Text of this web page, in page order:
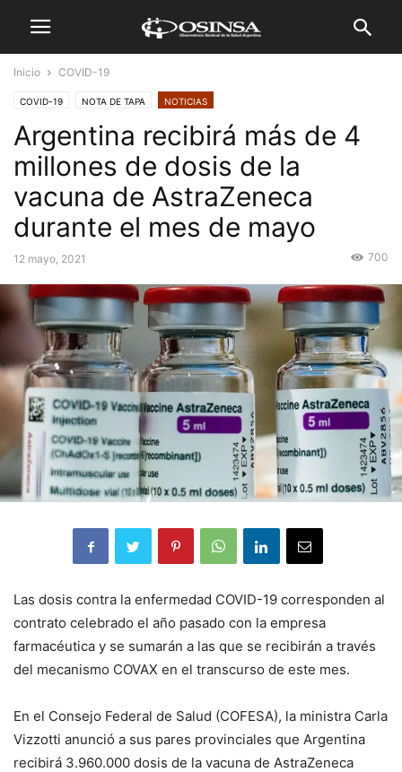
Inicio COVID-19
COVID-19 NOTA DE TAPA NOTICIAS
Argentina recibirá más de 4
millones de dosis de la
vacuna de AstraZeneca
durante el mes de mayo
12 mayo, 2021 700
Las dosis contra la enfermedad COVID-19 corresponden al
contrato celebrado el año pasado con la empresa
farmacéutica y se sumarán a las que se recibirán a través
del mecanismo COVAX en el transcurso de este mes.
En el Consejo Federal de Salud (COFESA), la ministra Carla
Vizzotti anunció a sus pares provinciales que Argentina
recibirá 3.960.000 dosis de la vacuna de AstraZeneca